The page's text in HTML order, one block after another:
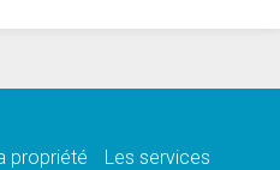
Mgr Tróccoli
propriété
Les services